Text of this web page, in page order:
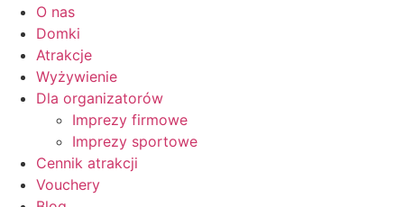
O nas
Domki
Atrakcje
Wyżywienie
Dla organizatorów
Imprezy firmowe
Imprezy sportowe
Cennik atrakcji
Vouchery